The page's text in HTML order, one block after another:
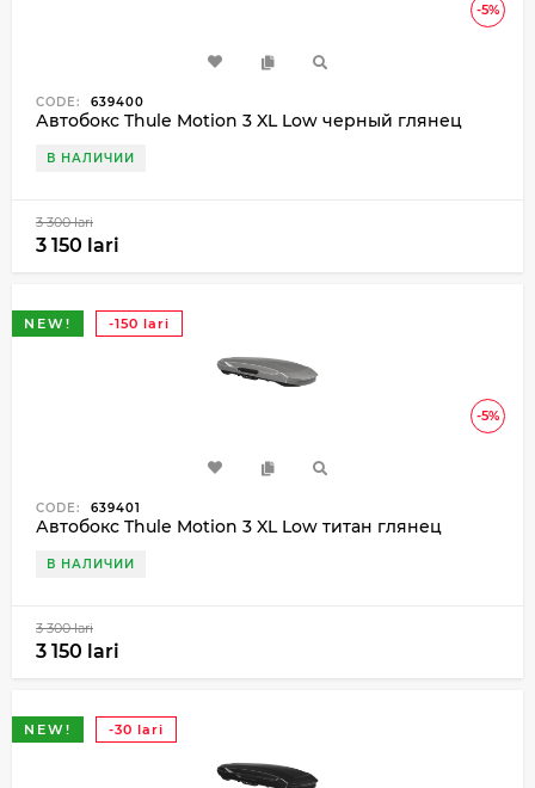
-5%
CODE: 639400
Автобокс Thule Motion 3 XL Low черный глянец
В НАЛИЧИИ
3 300 lari
3 150 lari
-5%
NEW! -150 lari
CODE: 639401
Автобокс Thule Motion 3 XL Low титан глянец
В НАЛИЧИИ
3 300 lari
3 150 lari
NEW! -30 lari